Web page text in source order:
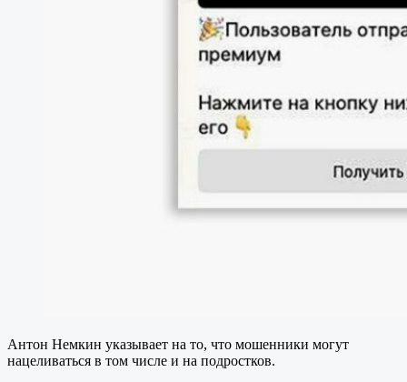
Антон Немкин указывает на то, что мошенники могут
нацеливаться в том числе и на подростков.